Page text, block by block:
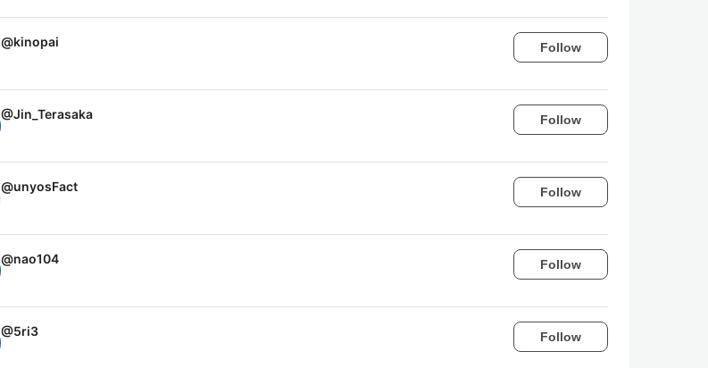
@kinopai Follow
@Jin_Terasaka Follow
@unyosFact Follow
@nao104 Follow
@5ri3 Follow